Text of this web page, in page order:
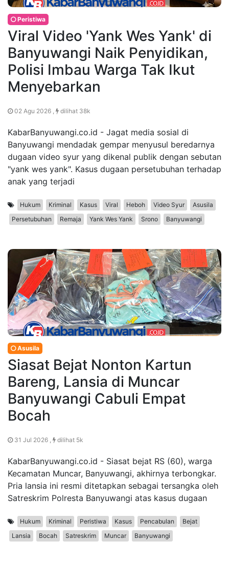
Peristiwa
Viral Video 'Yank Wes Yank' di
Banyuwangi Naik Penyidikan,
Polisi Imbau Warga Tak Ikut
Menyebarkan
02 Agu 2026 , dilihat 38k
KabarBanyuwangi.co.id - Jagat media sosial di
Banyuwangi mendadak gempar menyusul beredarnya
dugaan video syur yang dikenal publik dengan sebutan
"yank wes yank". Kasus dugaan persetubuhan terhadap
anak yang terjadi
Hukum Kriminal Kasus Viral Heboh Video Syur
Asusila
Persetubuhan
Remaja Yank Wes Yank Srono Banyuwangi
Asusila
Siasat Bejat Nonton Kartun
Bareng, Lansia di Muncar
Banyuwangi Cabuli Empat
Bocah
31 Jul 2026 , dilihat 5k
KabarBanyuwangi.co.id - Siasat bejat RS (60), warga
Kecamatan Muncar, Banyuwangi, akhirnya terbongkar.
Pria lansia ini resmi ditetapkan sebagai tersangka oleh
Satreskrim Polresta Banyuwangi atas kasus dugaan
Hukum Kriminal Peristiwa Kasus Pencabulan
Bejat
Lansia
Bocah Satreskrim Muncar Banyuwangi